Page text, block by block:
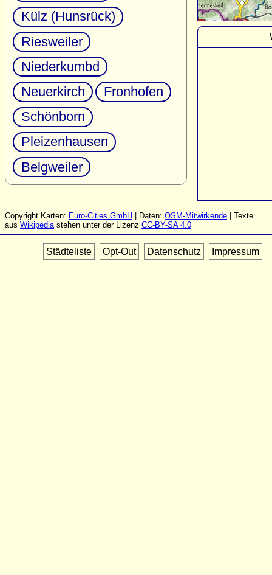
Külz (Hunsrück)
Riesweiler
Niederkumbd
Neuerkirch
Fronhofen
Schönborn
Pleizenhausen
Belgweiler
Copyright Karten: Euro-Cities GmbH | Daten: OSM-Mitwirkende | Texte
aus Wikipediastehen unter der Lizenz CC-BY-SA 4.0
Städteliste Opt-Out Datenschutz Impressum